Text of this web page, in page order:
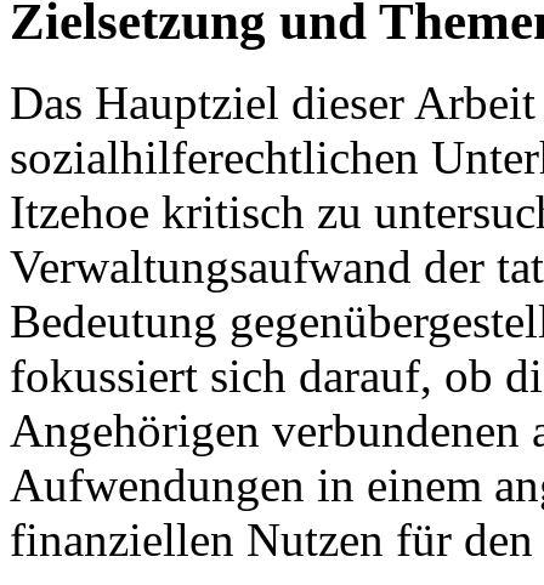
Zielsetzung und
Das Hauptziel dieser
sozialhilferechtlichen
Itzehoe kritisch zu
Verwaltungsaufwand der
Bedeutung
fokussiert sich darauf, ob
Angehörigen
Aufwendungen in einem
finanziellen Nutzen für